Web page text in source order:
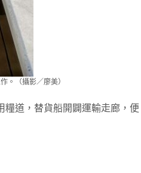
。（攝影／廖美）
糧道，替貨船開闢運輸走廊，便